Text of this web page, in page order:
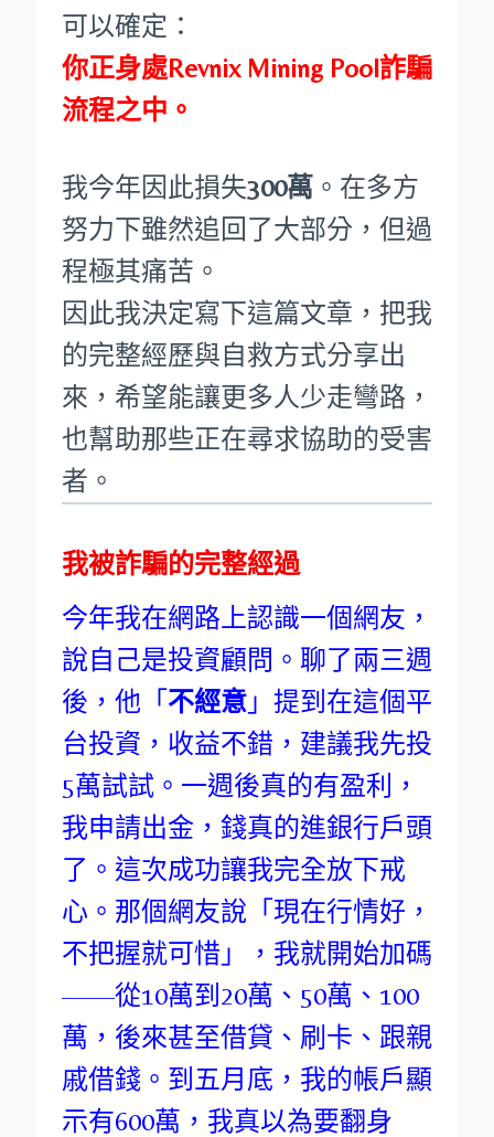
可以確定：
你正身處Revnix Mining Pool詐騙
流程之中。
我今年因此損失300萬 。在多方
努力下雖然追回了大部分，但過
程極其痛苦。
因此我決定寫下這篇文章，把我
的完整經歷與自救方式分享出
來，希望能讓更多人少走彎路，
也幫助那些正在尋求協助的受害
者。
我被詐騙的完整經過
今年我在網路上認識一個網友，
說自己是投資顧問。聊了兩三週
後，他「 不經意 」提到在這個平
台投資，收益不錯，建議我先投
5萬試試。一週後真的有盈利，
我申請出金，錢真的進銀行戶頭
了。這次成功讓我完全放下戒
心。那個網友說「現在行情好，
不把握就可惜」，我就開始加碼
——從10萬到20萬、50萬、100
萬，後來甚至借貸、刷卡、跟親
戚借錢。到五月底，我的帳戶顯
示有600萬，我真以為要翻身